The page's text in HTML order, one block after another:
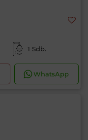
1 Sdb.
WhatsApp